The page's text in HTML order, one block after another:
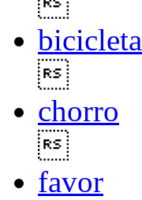
bicicleta
chorro
favor